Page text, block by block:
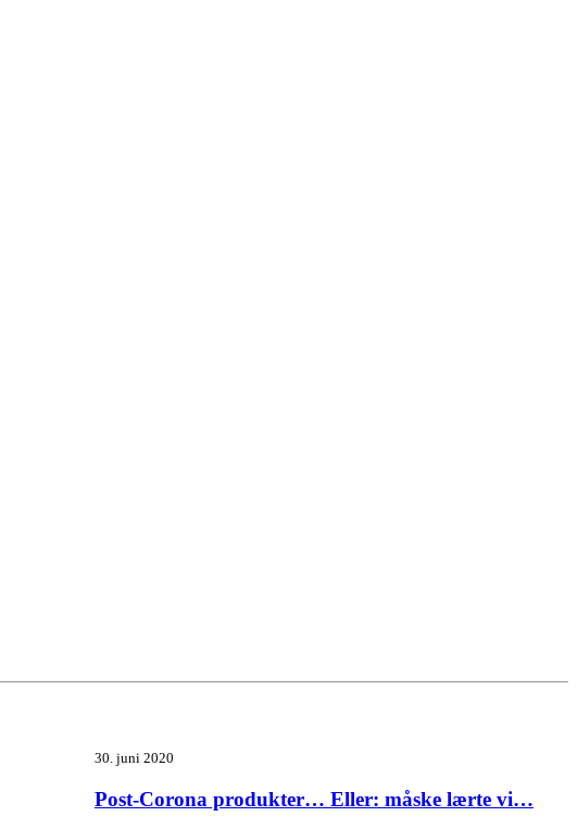
30. juni 2020
Post-Corona produkter… Eller: måske lærte vi…